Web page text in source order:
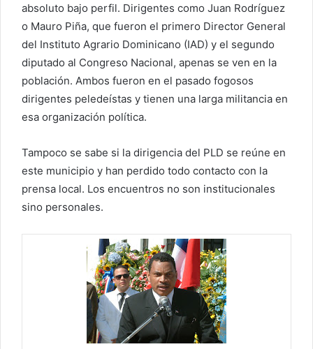
absoluto bajo perfil. Dirigentes como Juan Rodríguez
o Mauro Piña, que fueron el primero Director General
del Instituto Agrario Dominicano (IAD) y el segundo
diputado al Congreso Nacional, apenas se ven en la
población. Ambos fueron en el pasado fogosos
dirigentes peledeístas y tienen una larga militancia en
esa organización política.
Tampoco se sabe si la dirigencia del PLD se reúne en
este municipio y han perdido todo contacto con la
prensa local. Los encuentros no son institucionales
sino personales.